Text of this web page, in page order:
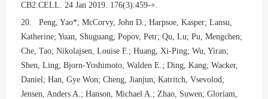
CB2.CELL. 24 Jan 2019. 176(3):459-+.
20. Peng, Yao*; McCorvy, John D.; Harpsoe, Kasper; Lansu,
Katherine; Yuan, Shuguang; Popov, Petr; Qu, Lu; Pu, Mengchen;
Che, Tao; Nikolajsen, Louise F.; Huang, Xi-Ping; Wu, Yiran;
Shen, Ling; Bjorn-Yoshimoto, Walden E.; Ding, Kang; Wacker,
Daniel; Han, Gye Won; Cheng, Jianjun; Katritch, Vsevolod;
Jensen, Anders A.; Hanson, Michael A.; Zhao, Suwen; Gloriam,